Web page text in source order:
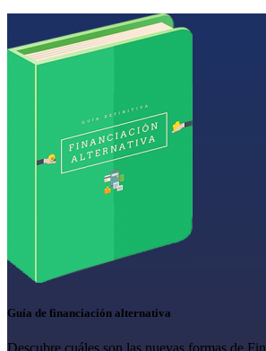
Guía de financiación alternativa